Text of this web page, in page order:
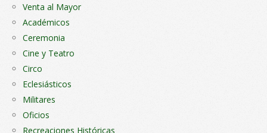
Venta al Mayor
Académicos
Ceremonia
Cine y Teatro
Circo
Eclesiásticos
Militares
Oficios
Recreaciones Históricas